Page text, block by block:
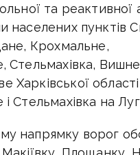
та реактивної
населених пунктів
Крохмальне,
Стельмахівка,
Харківської
і Стельмахівка на
напрямку ворог